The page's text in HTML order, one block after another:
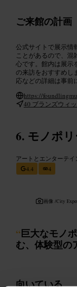
ご来館の計画
公式サイトで展示情
ことがあるので、混
心です。館内は展示
の来訪をおすすめし
応などの詳細は事前
https://
40 ブランズウィ
モノポ
アートとエンターテイ
4.4
4
画像 /City
“巨大なモノ
む、体験型の
向いている